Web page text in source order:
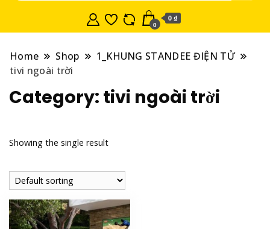
0
0 ₫
Home Shop
1_KHUNG STANDEE ĐIỆN TỬ
tivi ngoài trời
Category: tivi ngoài trời
Showing the single result